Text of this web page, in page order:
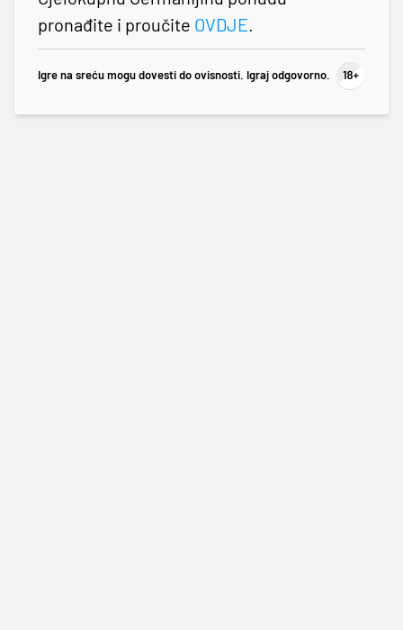
pronađite i proučite OVDJE.
Igre na sreću mogu dovesti do ovisnosti. Igraj odgovorno.